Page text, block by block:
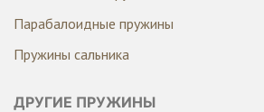
Парабалоидные пружины
Пружины сальника
ДРУГИЕ ПРУЖИНЫ